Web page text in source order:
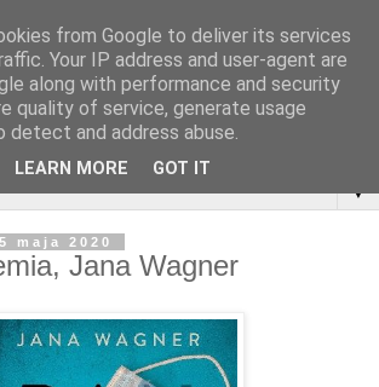
▼
maja 2020
Jana Wagner
from Google to deliver its services
Your IP address and user-agent are
along with performance and security
quality of service, generate usage
and address abuse.
LEARN MORE GOT IT